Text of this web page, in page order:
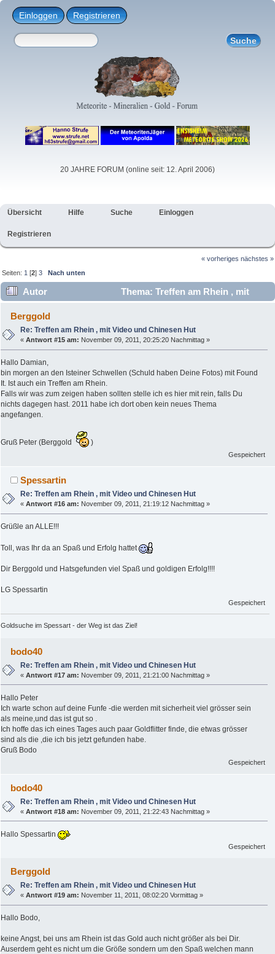
Einloggen Registrieren
20 JAHRE FORUM (online seit: 12. April 2006)
Übersicht Hilfe Suche Einloggen
Registrieren
« vorheriges nächstes »
Seiten: 1 [2]3 Nach unten
Autor
Thema: Treffen am Rhein , mit
Video und Chinesen Hut (Gelesen 15738 mal)
Berggold
Re: Treffen am Rhein , mit Video und Chinesen Hut
«Antwort #15 am: November 09, 2011, 20:25:20 Nachmittag »
Hallo Damian,
bin morgen an den Isteiner Schwellen (Schuld haben Deine Fotos) mit Found
It. Ist auch ein Treffen am Rhein.
Falls wir was zum zeigen haben sollten stelle ich es hier mit rein, falls Du
nichts dagegen hast. 2011 habe ich dort oben kein neues Thema
angefangen.
Gruß Peter (Berggold )
Gespeichert
Spessartin
Re: Treffen am Rhein , mit Video und Chinesen Hut
«Antwort #16 am: November 09, 2011, 21:19:12 Nachmittag »
Grüßle an ALLE!!!
Toll, was Ihr da an Spaß und Erfolg hattet
Dir Berggold und Hatsgefunden viel Spaß und goldigen Erfolg!!!!
LG Spessartin
Gespeichert
Goldsuche im Spessart - der Weg ist das Ziel!
bodo40
Re: Treffen am Rhein , mit Video und Chinesen Hut
«Antwort #17 am: November 09, 2011, 21:21:00 Nachmittag »
Hallo Peter
Ich warte schon auf deine Funfe -die werden mit sicherheit viel grösser sein
als meine,und das ist gut so .
Ich hoffe das ich eines Tages auch paar Goldflitter finde, die etwas grösser
sind als die ,die ich bis jetzt gefunden habe.
Gruß Bodo
Gespeichert
bodo40
Re: Treffen am Rhein , mit Video und Chinesen Hut
«Antwort #18 am: November 09, 2011, 21:22:43 Nachmittag »
Hallo Spessartin
Gespeichert
Berggold
Re: Treffen am Rhein , mit Video und Chinesen Hut
«Antwort #19 am: November 11, 2011, 08:02:20 Vormittag »
Hallo Bodo,
keine Angst, bei uns am Rhein ist das Gold auch nicht größer als bei Dir.
Auserdem geht es nicht um die Größe sondern um den Spaß welchen mann